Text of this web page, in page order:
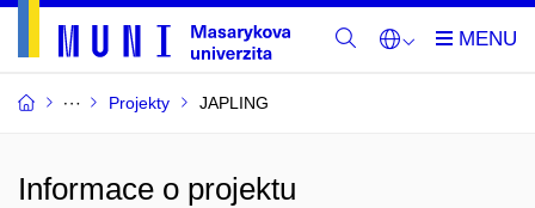
Projekty JAPLING
Informace o projektu